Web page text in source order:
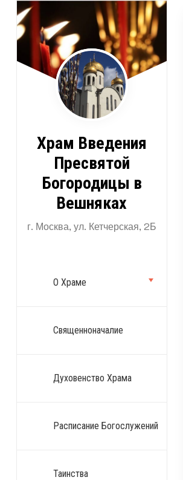
Перейти
содержимому
Храм Введения
Пресвятой
Богородицы в
Вешняках
г. Москва, ул. Кетчерская, 2Б
О Храме
Священноначалие
Духовенство Храма
Расписание Богослужений
Таинства